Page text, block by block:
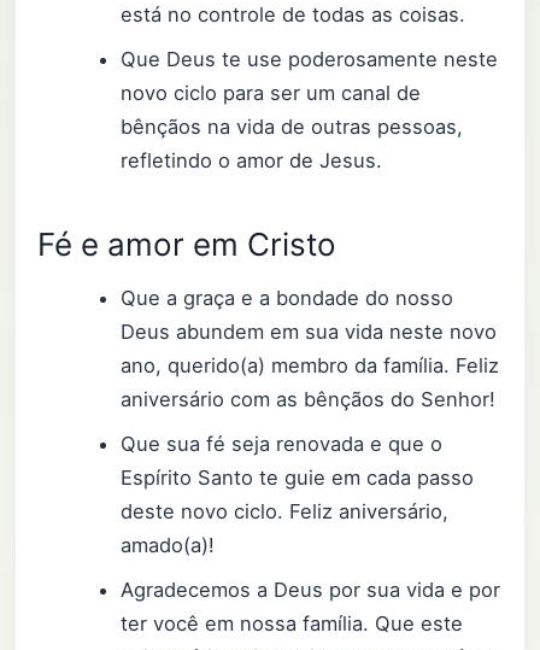
está no controle de todas as coisas.
Que Deus te use poderosamente neste
novo ciclo para ser um canal de
bênçãos na vida de outras pessoas,
refletindo o amor de Jesus.
Fé e amor em Cristo
Que a graça e a bondade do nosso
Deus abundem em sua vida neste novo
ano, querido(a) membro da família. Feliz
aniversário com as bênçãos do Senhor!
Que sua fé seja renovada e que o
Espírito Santo te guie em cada passo
deste novo ciclo. Feliz aniversário,
amado(a)!
Agradecemos a Deus por sua vida e por
ter você em nossa família. Que este